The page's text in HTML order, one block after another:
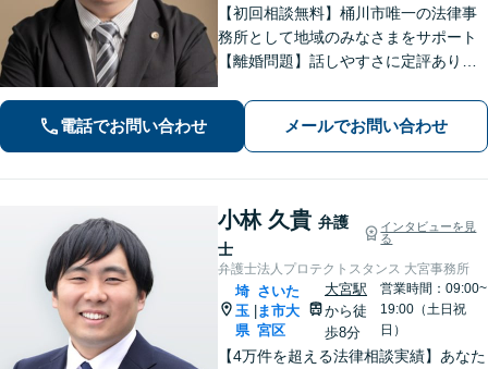
【初回相談無料】桶川市唯一の法律事
務所として地域のみなさまをサポート
【離婚問題】話しやすさに定評あり！1
イス【インターネット】スピーディー
な対応で円滑な解決を目指します【桶
川駅6分】【オンライン相談OK】
電話でお問い合わせ メールでお問い合わせ
小林 久貴 弁護
士
インタビューを見
る
弁護士法人プロテクトスタンス 大宮事務所
埼
玉
県
さいた
ま市大
宮区
大宮駅
から徒
歩8分
営業時間：09:00~
19:00（土日祝
日）
【4万件を超える法律相談実績】あなた